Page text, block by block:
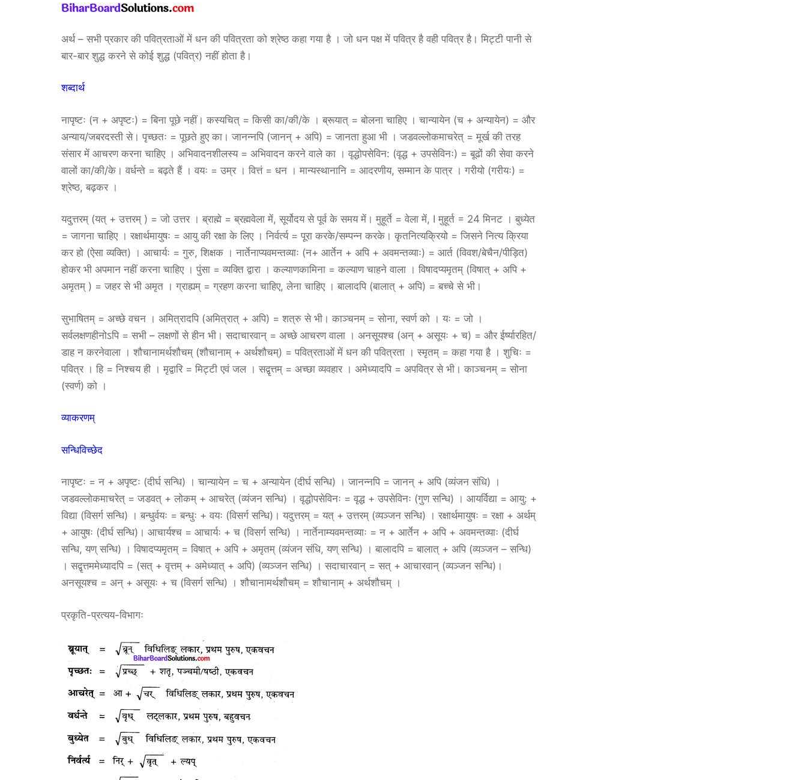
अर्थ – सभी प्रकार की पवित्रताओं में धन की पवित्रता को श्रेष्ठ कहा गया है । जो धन पक्ष में पवित्र है वही पवित्र है। मिट्टी पानी से
बार-बार शुद्ध करने से कोई शुद्ध (पवित्र) नहीं होता है।
शब्दार्थ
नापृष्टः (न + अपृष्टः) = बिना पूछे नहीं। कस्यचित् = किसी का/की/के । ब्रूयात् = बोलना चाहिए । चान्यायेन (च + अन्यायेन) = और
अन्याय/जबरदस्ती से। पृच्छतः = पूछते हुए का। जानन्नपि (जानन् + अपि) = जानता हुआ भी । जडवल्लोकमाचरेत् = मूर्ख की तरह
संसार में आचरण करना चाहिए । अभिवादनशीलस्य = अभिवादन करने वाले का । वृद्धोपसेविन: (वृद्ध + उपसेविनः) = बूढों की सेवा करने
वालों का/की/के। वर्धन्ते = बढ़ते हैं । वयः = उम्र । वित्तं = धन । मान्यस्थानानि = आदरणीय, सम्मान के पात्र । गरीयो (गरीयः) =
श्रेष्ठ, बढ़कर ।
यदुत्तरम् (यत् + उत्तरम् ) = जो उत्तर । ब्राह्मे = ब्रह्मवेला में, सूर्योदय से पूर्व के समय में। मुहूर्ते = वेला में, I मुहूर्त = 24 मिनट । बुध्येत
= जागना चाहिए । रक्षार्थमायुषः = आयु की रक्षा के लिए । निर्वर्त्य = पूरा करके/सम्पन्न करके। कृतनित्यक्रियो = जिसने नित्य क्रिया
कर हो (ऐसा व्यक्ति) । आचार्यः = गुरु, शिक्षक । नार्तेनाप्यवमन्तव्याः (न+ आर्तेन + अपि + अवमन्तव्याः) = आर्त (विवश/बेचैन/पीड़ित)
होकर भी अपमान नहीं करना चाहिए । पुंसा = व्यक्ति द्वारा । कल्याणकामिना = कल्याण चाहने वाला । विषादप्यमृतम् (विषात् + अपि +
अमृतम् ) = जहर से भी अमृत । ग्राह्यम् = ग्रहण करना चाहिए, लेना चाहिए । बालादपि (बालात् + अपि) = बच्चे से भी।
सुभाषितम् = अच्छे वचन । अमित्रादपि (अमित्रात् + अपि) = शत्रु से भी। काञ्चनम् = सोना, स्वर्ण को । यः = जो ।
सर्वलक्षणहीनोऽपि = सभी – लक्षणों से हीन भी। सदाचारवान् = अच्छे आचरण वाला । अनसूयश्च (अन् + असूयः + च) = और ईर्ष्यारहित/
डाह न करनेवाला । शौचानामर्थशौचम् (शौचानाम् + अर्थशौचम्) = पवित्रताओं में धन की पवित्रता । स्मृतम् = कहा गया है । शुचिः =
पवित्र । हि = निश्चय ही । मृद्वारि = मिट्टी एवं जल । सद्वृत्तम् = अच्छा व्यवहार । अमेध्यादपि = अपवित्र से भी। काञ्चनम् = सोना
(स्वर्ण) को ।
व्याकरणम्
सन्धिविच्छेद
नापृष्टः = न + अपृष्टः (दीर्घ सन्धि) । चान्यायेन = च + अन्यायेन (दीर्घ सन्धि) । जानन्नपि = जानन् + अपि (व्यंजन संधि) ।
जडवल्लोकमाचरेत् = जडवत् + लोकम् + आचरेत् (व्यंजन सन्धि) । वृद्धोपसेविनः = वृद्ध + उपसेविनः (गुण सन्धि) । आयर्विद्या = आयु: +
विद्या (विसर्ग सन्धि) । बन्धुर्वयः = बन्धुः + वयः (विसर्ग सन्धि)। यदुत्तरम् = यत् + उत्तरम् (व्यञ्जन सन्धि) । रक्षार्थमायुषः = रक्षा + अर्थम्
+ आयुषः (दीर्घ सन्धि)। आचार्यश्च = आचार्यः + च (विसर्ग सन्धि) । नार्तेनाम्यवमन्तव्याः = न + आर्तेन + अपि + अवमन्तव्याः (दीर्घ
सन्धि, यण् सन्धि) । विषादप्यमृतम् = विषात् + अपि + अमृतम् (व्यंजन संधि, यण् सन्धि) । बालादपि = बालात् + अपि (व्यञ्जन – सन्धि)
। सद्वृत्तममेध्यादपि = (सत् + वृत्तम् + अमेध्यात् + अपि) (व्यञ्जन सन्धि) । सदाचारवान् = सत् + आचारवान् (व्यञ्जन सन्धि)।
अनसूयश्च = अन् + असूयः + च (विसर्ग सन्धि) । शौचानामर्थशौचम् = शौचानाम् + अर्थशौचम् ।
प्रकृति-प्रत्यय-विभागः